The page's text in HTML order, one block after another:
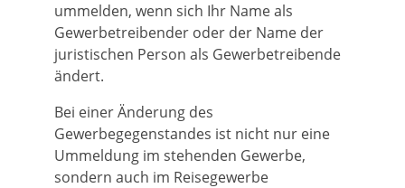
ummelden, wenn sich Ihr Name als
Gewerbetreibender oder der Name der
juristischen Person als Gewerbetreibende
ändert.
Bei einer Änderung des
Gewerbegegenstandes ist nicht nur eine
Ummeldung im stehenden Gewerbe,
sondern auch im Reisegewerbe